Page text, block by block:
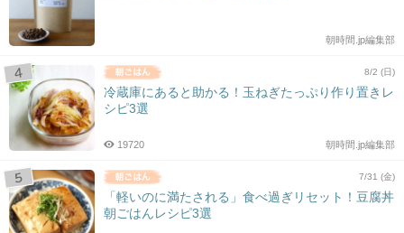
朝時間.jp編集部
8/2 (日)
冷蔵庫にあると助かる！玉ねぎたっぷり作り置きレ
シピ3選
朝時間.jp編集部
19720
7/31 (金)
「軽いのに満たされる」食べ過ぎリセット！豆腐丼
朝ごはんレシピ3選